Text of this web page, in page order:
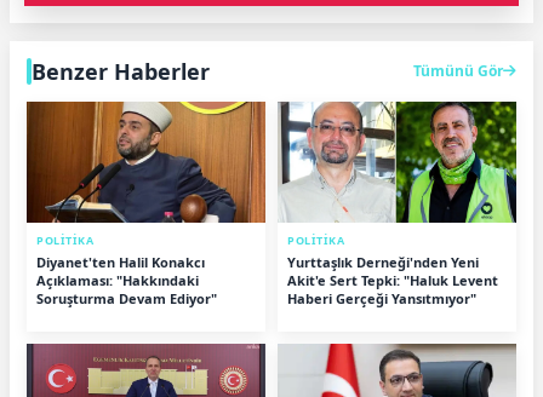
Benzer Haberler Tümünü Gör
POLİTİKA
Diyanet'ten Halil Konakcı
Açıklaması: "Hakkındaki
Soruşturma Devam Ediyor"
POLİTİKA
Yurttaşlık Derneği'nden Yeni
Akit'e Sert Tepki: "Haluk Levent
Haberi Gerçeği Yansıtmıyor"